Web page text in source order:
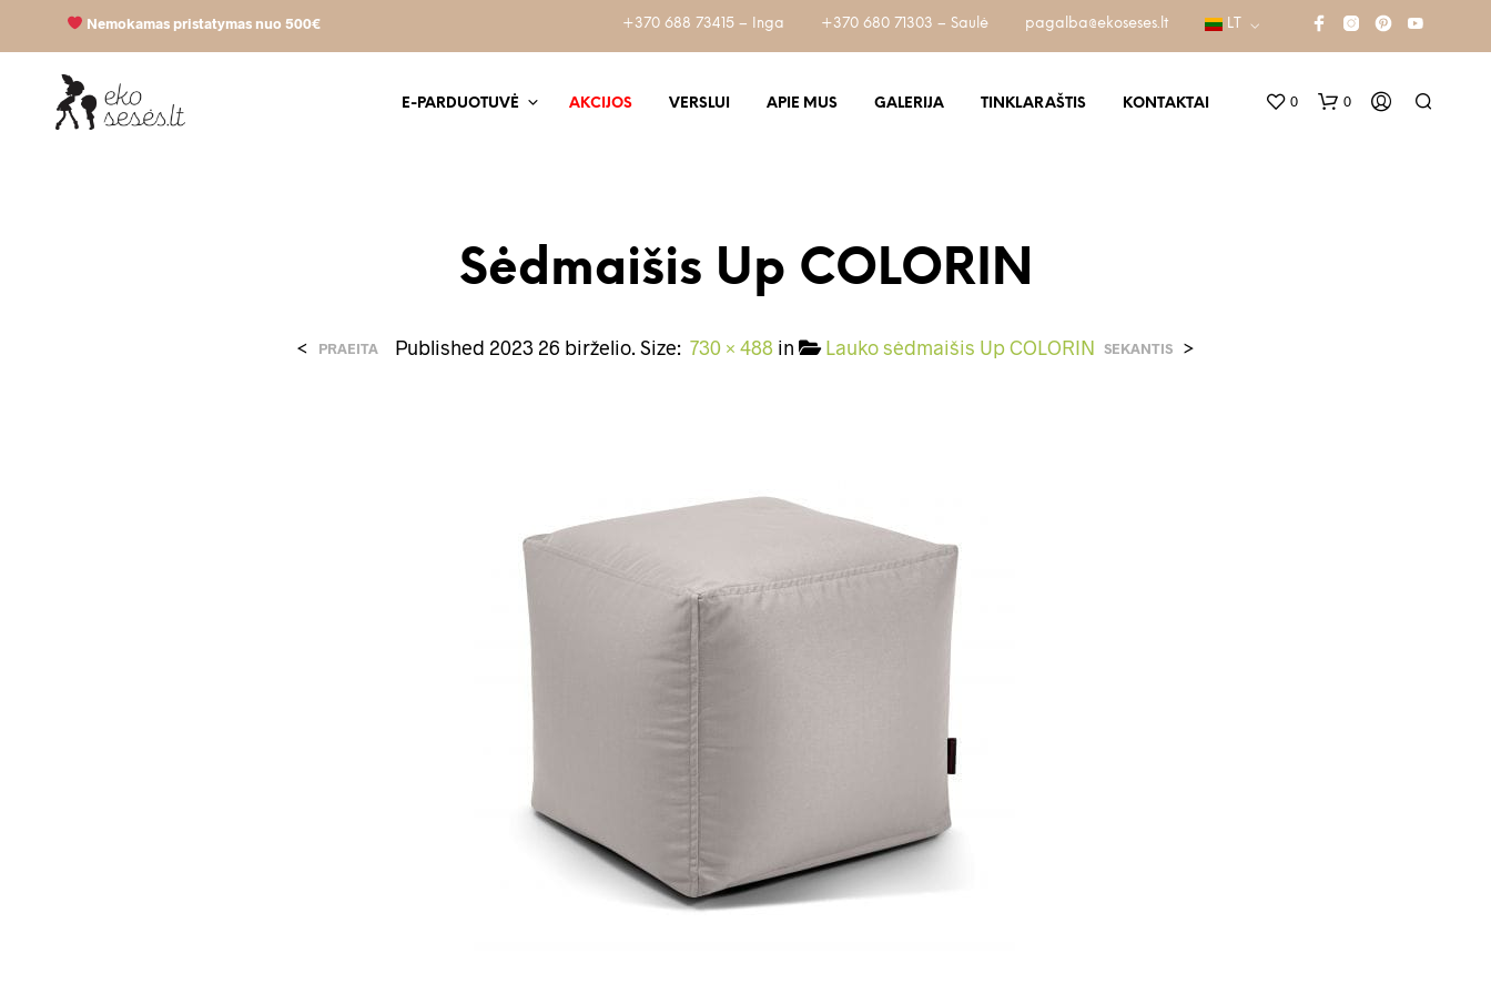
Nemokamas pristatymas nuo 500€ +370 688 73415 – Inga +370 680 71303 – Saulė pagalba@ekoseses.lt LT
E-PARDUOTUVĖ AKCIJOS VERSLUI APIE MUS GALERIJA TINKLARAŠTIS KONTAKTAI 0 0
Sėdmaišis Up COLORIN
Published 2023 26 birželio. Size: 730 × 488 in Lauko sėdmaišis Up COLORIN
< PRAEITA SEKANTIS >